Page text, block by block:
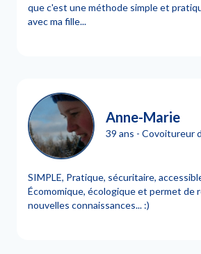
que c'est une méthode simple et
avec ma fille...
Anne-Marie
39 ans - Covoitureur
SIMPLE, Pratique, sécuritaire,
Écomomique, écologique et permet de
nouvelles connaissances... :)